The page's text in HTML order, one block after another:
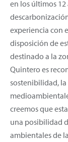
en los últimos 12
experiencia con
disposición de
destinado a la
Quintero es
sostenibilidad,
creemos que
una posibilidad
ambientales de